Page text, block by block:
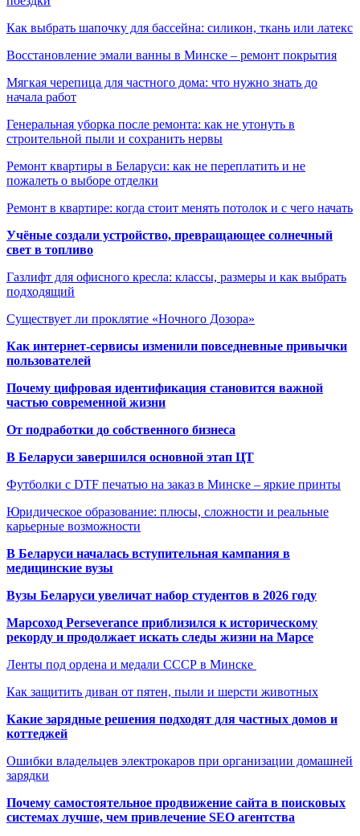
Как выбрать шапочку для бассейна: силикон, ткань или латекс
Восстановление эмали ванны в Минске – ремонт покрытия
Мягкая черепица для частного дома: что нужно знать до
начала работ
Генеральная уборка после ремонта: как не утонуть в
строительной пыли и сохранить нервы
Ремонт квартиры в Беларуси: как не переплатить и не
пожалеть о выборе отделки
Ремонт в квартире: когда стоит менять потолок и с чего начать
Учёные создали устройство, превращающее солнечный
свет в топливо
Газлифт для офисного кресла: классы, размеры и как выбрать
подходящий
Существует ли проклятие «Ночного Дозора»
Как интернет-сервисы изменили повседневные привычки
пользователей
Почему цифровая идентификация становится важной
частью современной жизни
От подработки до собственного бизнеса
В Беларуси завершился основной этап ЦТ
Футболки с DTF печатью на заказ в Минске – яркие принты
Юридическое образование: плюсы, сложности и реальные
карьерные возможности
В Беларуси началась вступительная кампания в
медицинские вузы
Вузы Беларуси увеличат набор студентов в 2026 году
Марсоход Perseverance приблизился к историческому
рекорду и продолжает искать следы жизни на Марсе
Ленты под ордена и медали СССР в Минске
Как защитить диван от пятен, пыли и шерсти животных
Какие зарядные решения подходят для частных домов и
коттеджей
Ошибки владельцев электрокаров при организации домашней
зарядки
Почему самостоятельное продвижение сайта в поисковых
системах лучше, чем привлечение SEO агентства